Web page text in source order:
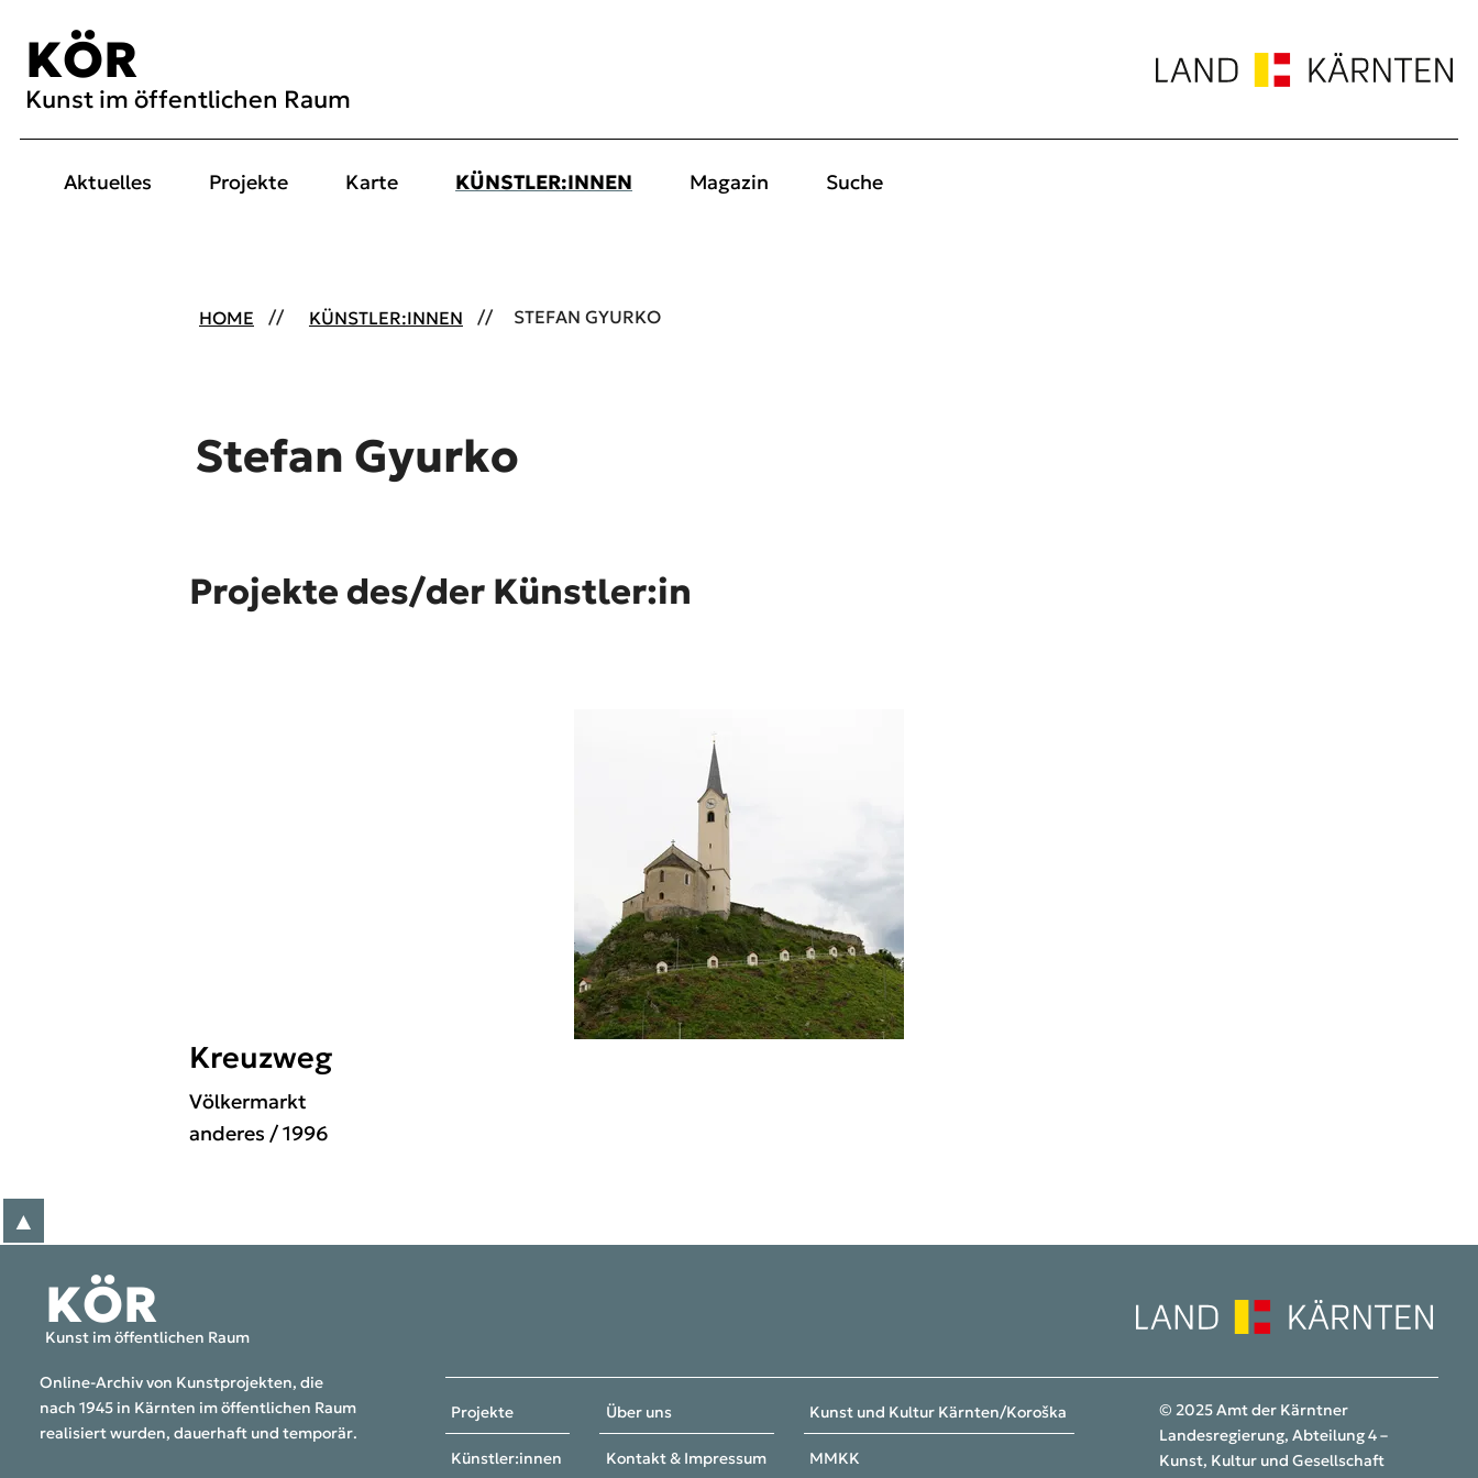
KÖR
Kunst im öffentlichen Raum
Aktuelles Projekte Karte KÜNSTLER:INNEN Magazin Suche
HOME KÜNSTLER:INNEN STEFAN GYURKO
Stefan Gyurko
Projekte des/der Künstler:in
Kreuzweg
Völkermarkt
anderes / 1996
▲
KÖR
Kunst im öffentlichen Raum
Online-Archiv von Kunstprojekten, die
nach 1945 in Kärnten im öffentlichen Raum
realisiert wurden, dauerhaft und temporär.
© 2025 Amt der Kärntner
Landesregierung, Abteilung 4 –
Kunst, Kultur und Gesellschaft
Projekte
Künstler:innen
Über uns
Kontakt & Impressum
Kunst und Kultur Kärnten/Koroška
MMKK